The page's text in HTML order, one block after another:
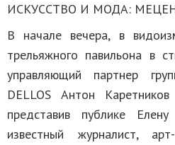
ИСКУССТВО И МОДА:
В начале вечера, в
трельяжного павильона в
управляющий партнер
DELLOS Антон
представив публике
известный журналист,